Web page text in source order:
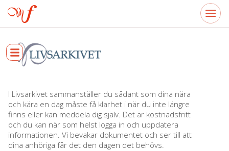
I Livsarkivet sammanställer du sådant som dina nära
och kära en dag måste få klarhet i när du inte längre
finns eller kan meddela dig själv. Det är kostnadsfritt
och du kan när som helst logga in och uppdatera
informationen. Vi bevakar dokumentet och ser till att
dina anhöriga får det den dagen det behövs.